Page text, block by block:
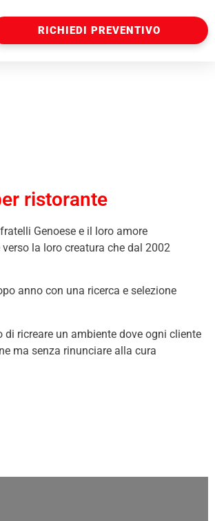
RICHIEDI PREVENTIVO
ristorante
Genoese e il loro amore
la loro creatura che dal 2002
anno con una ricerca e selezione
di ricreare un ambiente dove ogni cliente
ma senza rinunciare alla cura